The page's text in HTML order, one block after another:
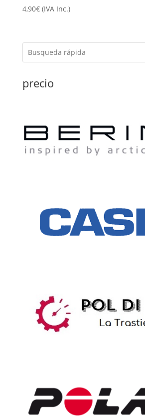
4,90€ (IVA Inc.)
precio